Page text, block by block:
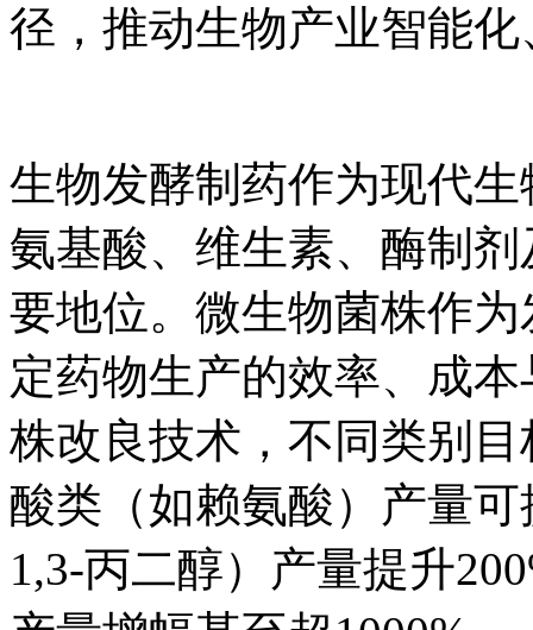
径，推动生物产业智能
生物发酵制药作为现代
氨基酸、维生素、酶制
要地位。微生物菌株作
定药物生产的效率、成
株改良技术，不同类别
酸类（如赖氨酸）产量
1,3-丙二醇）产量提升